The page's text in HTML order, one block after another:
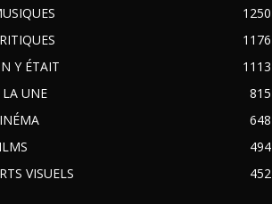
1250
1176
Y ÉTAIT
1113
UNE
815
648
494
VISUELS
452